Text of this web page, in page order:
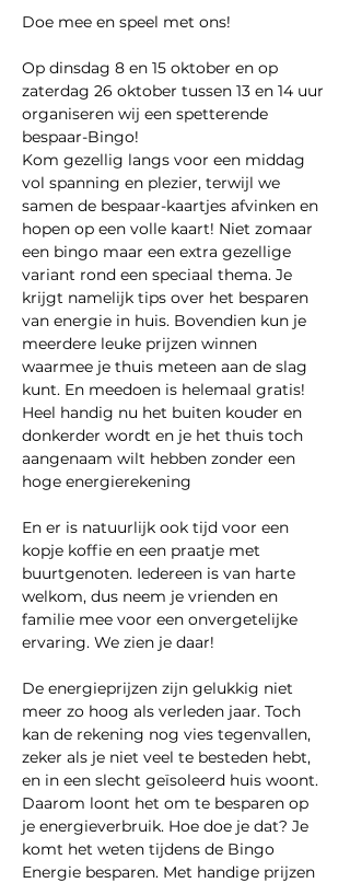
Doe mee en speel met ons!
Op dinsdag 8 en 15 oktober en op
zaterdag 26 oktober tussen 13 en 14 uur
organiseren wij een spetterende
bespaar-Bingo!
Kom gezellig langs voor een middag
vol spanning en plezier, terwijl we
samen de bespaar-kaartjes afvinken en
hopen op een volle kaart! Niet zomaar
een bingo maar een extra gezellige
variant rond een speciaal thema. Je
krijgt namelijk tips over het besparen
van energie in huis. Bovendien kun je
meerdere leuke prijzen winnen
waarmee je thuis meteen aan de slag
kunt. En meedoen is helemaal gratis!
Heel handig nu het buiten kouder en
donkerder wordt en je het thuis toch
aangenaam wilt hebben zonder een
hoge energierekening
En er is natuurlijk ook tijd voor een
kopje koffie en een praatje met
buurtgenoten. Iedereen is van harte
welkom, dus neem je vrienden en
familie mee voor een onvergetelijke
ervaring. We zien je daar!
De energieprijzen zijn gelukkig niet
meer zo hoog als verleden jaar. Toch
kan de rekening nog vies tegenvallen,
zeker als je niet veel te besteden hebt,
en in een slecht geïsoleerd huis woont.
Daarom loont het om te besparen op
je energieverbruik. Hoe doe je dat? Je
komt het weten tijdens de Bingo
Energie besparen. Met handige prijzen